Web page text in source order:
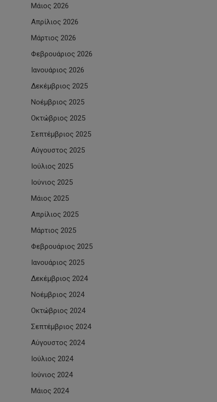
Μάιος 2026
Απρίλιος 2026
Μάρτιος 2026
Φεβρουάριος 2026
Ιανουάριος 2026
Δεκέμβριος 2025
Νοέμβριος 2025
Οκτώβριος 2025
Σεπτέμβριος 2025
Αύγουστος 2025
Ιούλιος 2025
Ιούνιος 2025
Μάιος 2025
Απρίλιος 2025
Μάρτιος 2025
Φεβρουάριος 2025
Ιανουάριος 2025
Δεκέμβριος 2024
Νοέμβριος 2024
Οκτώβριος 2024
Σεπτέμβριος 2024
Αύγουστος 2024
Ιούλιος 2024
Ιούνιος 2024
Μάιος 2024